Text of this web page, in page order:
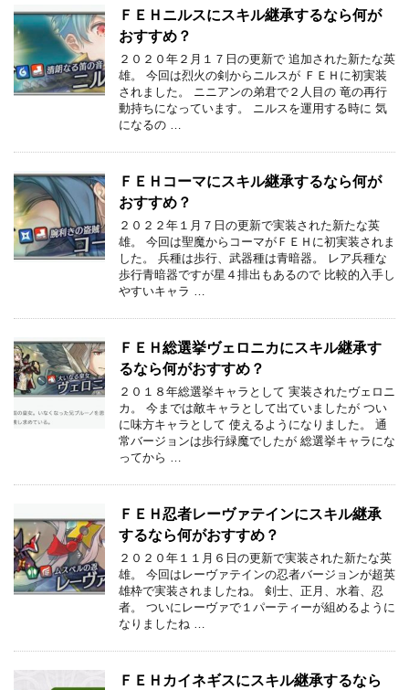
ＦＥＨニルスにスキル継承するなら何が
おすすめ？
２０２０年２月１７日の更新で 追加された新たな英
雄。 今回は烈火の剣からニルスが ＦＥＨに初実装
されました。 ニニアンの弟君で２人目の 竜の再行
動持ちになっています。 ニルスを運用する時に 気
になるの …
ＦＥＨコーマにスキル継承するなら何が
おすすめ？
２０２２年１月７日の更新で実装された新たな英
雄。 今回は聖魔からコーマがＦＥＨに初実装されま
した。 兵種は歩行、武器種は青暗器。 レア兵種な
歩行青暗器ですが星４排出もあるので 比較的入手し
やすいキャラ …
ＦＥＨ総選挙ヴェロニカにスキル継承す
るなら何がおすすめ？
２０１８年総選挙キャラとして 実装されたヴェロニ
カ。 今までは敵キャラとして出ていましたが つい
に味方キャラとして 使えるようになりました。 通
常バージョンは歩行緑魔でしたが 総選挙キャラにな
ってから …
ＦＥＨ忍者レーヴァテインにスキル継承
するなら何がおすすめ？
２０２０年１１月６日の更新で実装された新たな英
雄。 今回はレーヴァテインの忍者バージョンが超英
雄枠で実装されましたね。 剣士、正月、水着、忍
者。 ついにレーヴァで１パーティーが組めるように
なりましたね …
ＦＥＨカイネギスにスキル継承するなら